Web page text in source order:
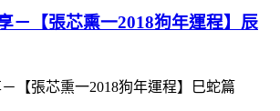
－【張芯熏一2018狗年運程】辰